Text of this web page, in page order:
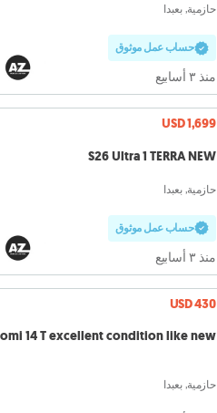
حازمية, بعبدا
حساب عمل موثوق
منذ ٣ أسابيع
USD 1,699
S26 Ultra 1 TERRA NEW
حازمية, بعبدا
حساب عمل موثوق
منذ ٣ أسابيع
USD 430
14 T excellent condition like new
حازمية, بعبدا